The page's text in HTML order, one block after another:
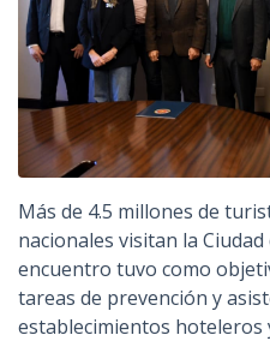
Más de 4.5 millones de
nacionales visitan la
encuentro tuvo como
tareas de prevención y
establecimientos hoteleros